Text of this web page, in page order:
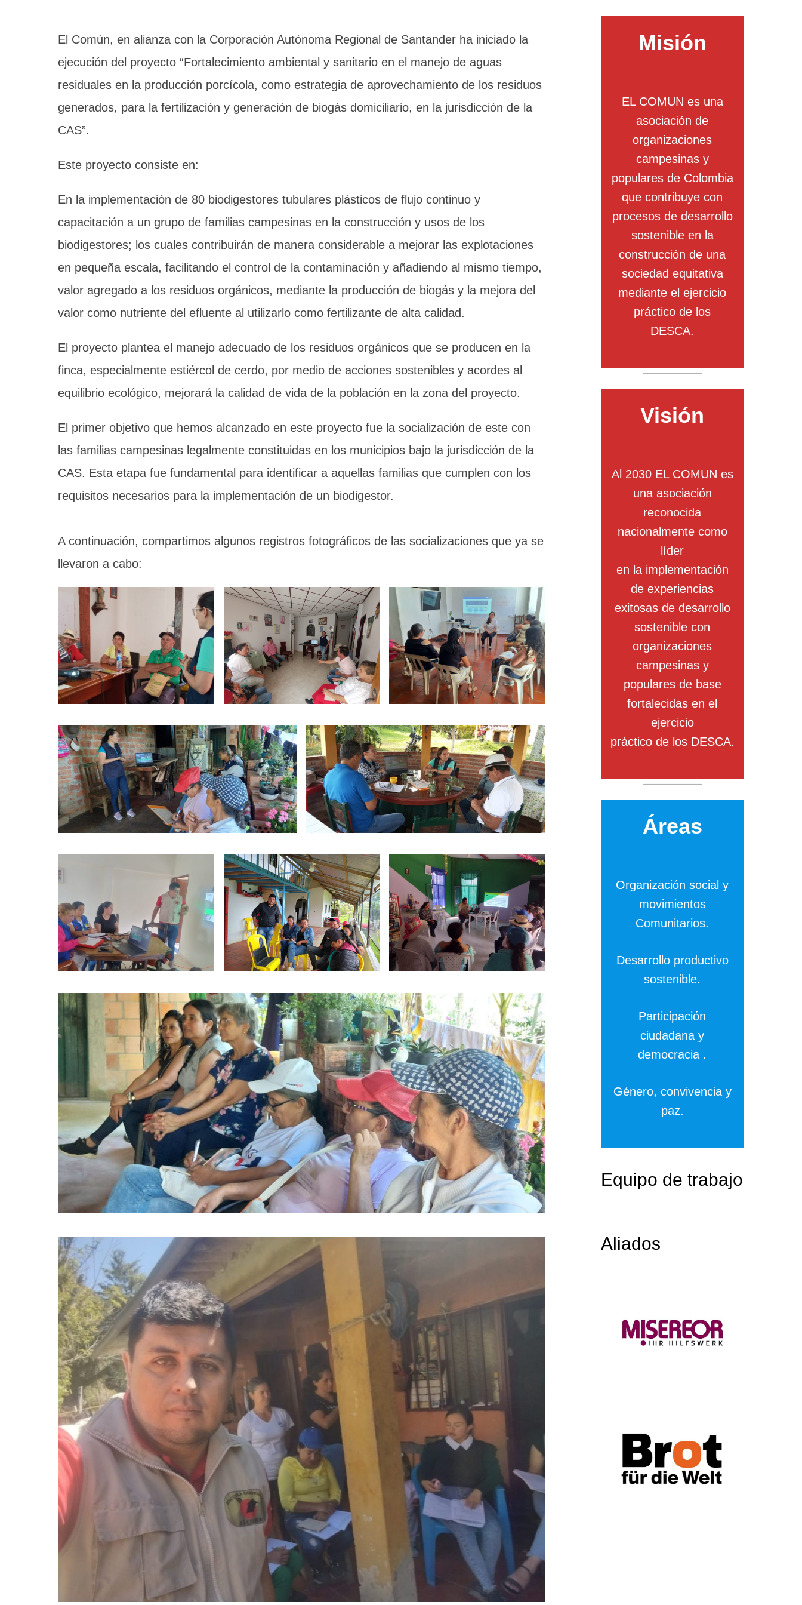
El Común, en alianza con la Corporación Autónoma Regional de Santander ha iniciado la
ejecución del proyecto “Fortalecimiento ambiental y sanitario en el manejo de aguas
residuales en la producción porcícola, como estrategia de aprovechamiento de los residuos
generados, para la fertilización y generación de biogás domiciliario, en la jurisdicción de la
CAS”.
Este proyecto consiste en:
En la implementación de 80 biodigestores tubulares plásticos de flujo continuo y
capacitación a un grupo de familias campesinas en la construcción y usos de los
biodigestores; los cuales contribuirán de manera considerable a mejorar las explotaciones
en pequeña escala, facilitando el control de la contaminación y añadiendo al mismo tiempo,
valor agregado a los residuos orgánicos, mediante la producción de biogás y la mejora del
valor como nutriente del efluente al utilizarlo como fertilizante de alta calidad.
El proyecto plantea el manejo adecuado de los residuos orgánicos que se producen en la
finca, especialmente estiércol de cerdo, por medio de acciones sostenibles y acordes al
equilibrio ecológico, mejorará la calidad de vida de la población en la zona del proyecto.
El primer objetivo que hemos alcanzado en este proyecto fue la socialización de este con
las familias campesinas legalmente constituidas en los municipios bajo la jurisdicción de la
CAS. Esta etapa fue fundamental para identificar a aquellas familias que cumplen con los
requisitos necesarios para la implementación de un biodigestor.
A continuación, compartimos algunos registros fotográficos de las socializaciones que ya se
llevaron a cabo:
Misión
EL COMUN es una
asociación de
organizaciones
campesinas y
populares de Colombia
que contribuye con
procesos de desarrollo
sostenible en la
construcción de una
sociedad equitativa
mediante el ejercicio
práctico de los
DESCA.
Visión
Al 2030 EL COMUN es
una asociación
reconocida
nacionalmente como
líder
en la implementación
de experiencias
exitosas de desarrollo
sostenible con
organizaciones
campesinas y
populares de base
fortalecidas en el
ejercicio
práctico de los DESCA.
Áreas
Organización social y
movimientos
Comunitarios.
Desarrollo productivo
sostenible.
Participación
ciudadana y
democracia .
Género, convivencia y
paz.
Equipo de trabajo
Aliados